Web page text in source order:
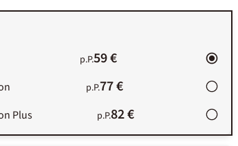
p.P.59 €
p.P.77 €
Plus p.P.82 €